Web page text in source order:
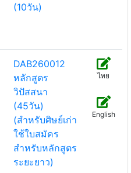
(10วัน)
DAB260012
หลักสูตร
วิปัสสนา
(45วัน)
(สำหรับศิษย์เก่า
ใช้ใบสมัคร
สำหรับหลักสูตร
ระยะยาว)
ไทย
English